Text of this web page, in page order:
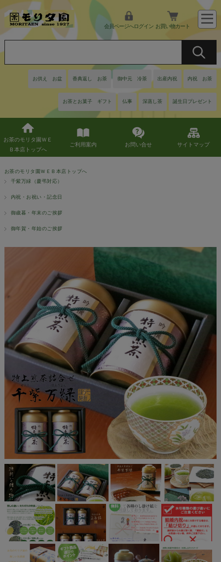
お供え お盆 香典返し お茶 御中元 冷茶 出産内祝 内祝 お茶
お茶とお菓子 ギフト 仏事 深蒸し茶 誕生日プレゼント
会員ページへログイン お買い物カート
お茶のモリタ園ＷＥ
Ｂ本店トップへ
ご利用案内 お問い合せ サイトマップ
お茶のモリタ園ＷＥＢ本店トップへ
千紫万緑（慶弔対応）
内祝・お祝い・記念日
御歳暮・年末のご挨拶
御年賀・年始のご挨拶